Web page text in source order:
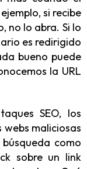
si recibe
no lo abra. Si lo
es redirigido
bueno puede
la URL
SEO, los
maliciosas
como
sobre un link